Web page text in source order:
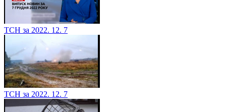
ТСН за 2022. 12. 7
ТСН за 2022. 12. 7